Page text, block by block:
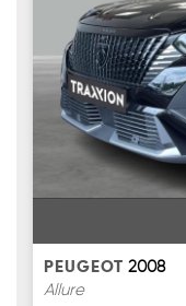
PEUGEOT 2008
Allure